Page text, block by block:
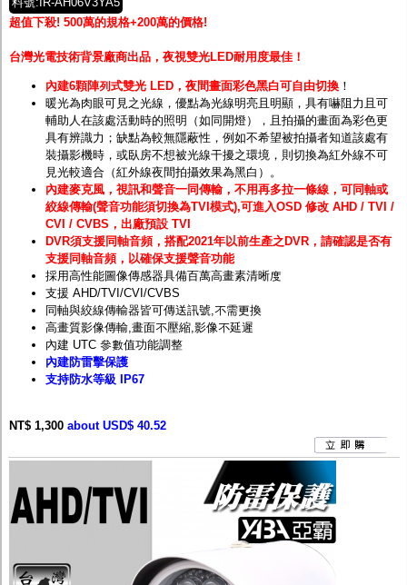
超值下殺! 500萬的規格+200萬的價格!
台灣光電技術背景廠商出品，夜視雙光LED耐用度最佳！
內建6顆陣列式雙光 LED，夜間畫面彩色黑白可自由切換 ！
暖光為肉眼可見之光線， 優點為光線明亮且明顯，具有嚇阻力且可
輔助人在該處活動時的照明（如同開燈），且拍攝的畫面為彩色更
具有辨識力；缺點為較無隱蔽性，例如不希望被拍攝者知道該處有
裝攝影機時，或臥房不想被光線干擾之環境，則切換為紅外線不可
見光較適合（紅外線夜間拍攝效果為黑白）。
內建麥克風，視訊和聲音一同傳輸，不用再多拉一條線，可同軸或
絞線傳輸(聲音功能須切換為TVI模式),可進入OSD 修改 AHD / TVI /
CVI / CVBS，出廠預設 TVI
DVR須支援同軸音頻，搭配2021年以前生產之DVR，請確認是否有
支援同軸音頻，以確保支援聲音功能
採用高性能圖像傳感器具備百萬高畫素清晰度
支援 AHD/TVI/CVI/CVBS
同軸與絞線傳輸器皆可傳送訊號,不需更換
高畫質影像傳輸,畫面不壓縮,影像不延遲
內建 UTC 參數值功能調整
內建防雷擊保護
支持防水等級 IP67
NT$ 1,300 about USD$ 40.52